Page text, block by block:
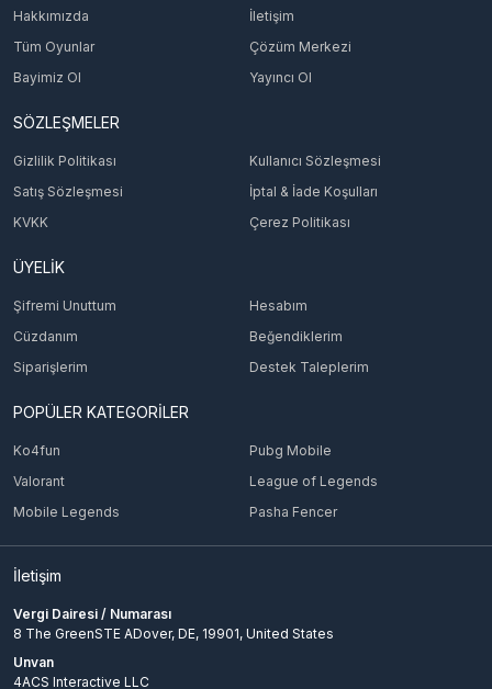
Hakkımızda
İletişim
Tüm Oyunlar
Çözüm Merkezi
Bayimiz Ol
Yayıncı Ol
SÖZLEŞMELER
Gizlilik Politikası
Kullanıcı Sözleşmesi
Satış Sözleşmesi
İptal & İade Koşulları
KVKK
Çerez Politikası
ÜYELİK
Şifremi Unuttum
Hesabım
Cüzdanım
Beğendiklerim
Siparişlerim
Destek Taleplerim
POPÜLER KATEGORİLER
Ko4fun
Pubg Mobile
Valorant
League of Legends
Mobile Legends
Pasha Fencer
İletişim
Vergi Dairesi / Numarası
8 The GreenSTE ADover, DE, 19901, United States
Unvan
4ACS Interactive LLC